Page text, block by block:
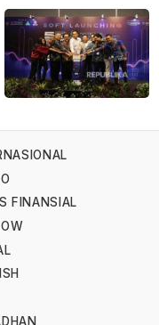
FINANSIAL